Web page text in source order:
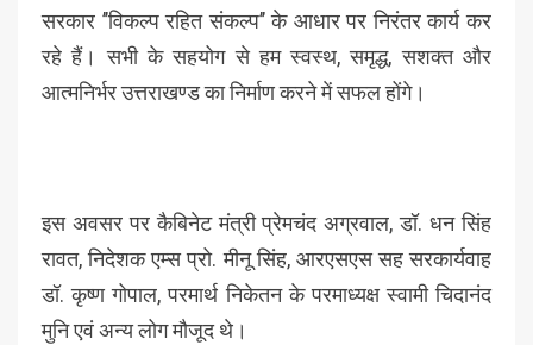
सरकार ’’विकल्प रहित संकल्प’’ के आधार पर निरंतर कार्य कर
रहे हैं। सभी के सहयोग से हम स्वस्थ, समृद्ध, सशक्त और
आत्मनिर्भर उत्तराखण्ड का निर्माण करने में सफल होंगे।
इस अवसर पर कैबिनेट मंत्री प्रेमचंद अग्रवाल, डॉ. धन सिंह
रावत, निदेशक एम्स प्रो. मीनू सिंह, आरएसएस सह सरकार्यवाह
डॉ. कृष्ण गोपाल, परमार्थ निकेतन के परमाध्यक्ष स्वामी चिदानंद
मुनि एवं अन्य लोग मौजूद थे।